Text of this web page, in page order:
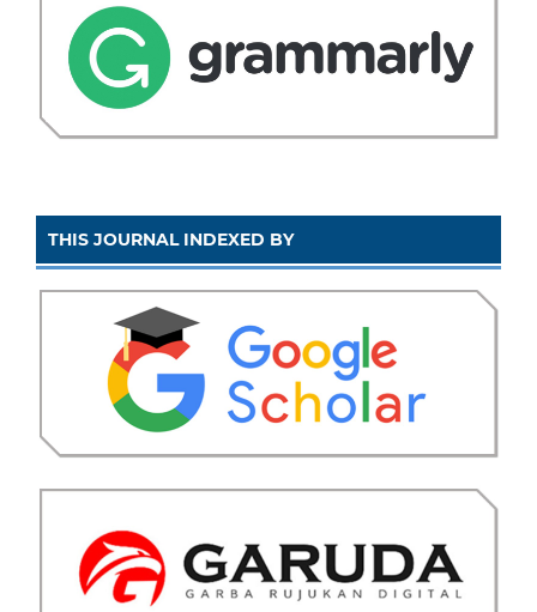
THIS JOURNAL INDEXED BY